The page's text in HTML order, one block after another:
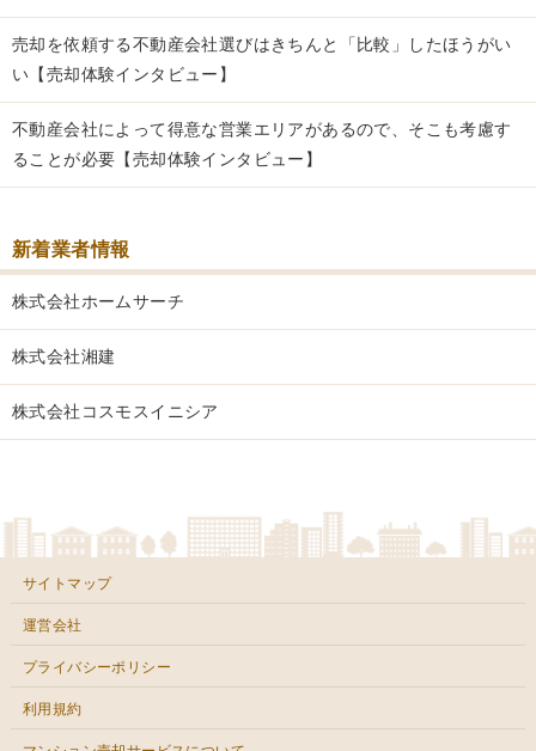
売却を依頼する不動産会社選びはきちんと「比較」したほうがい
い【売却体験インタビュー】
不動産会社によって得意な営業エリアがあるので、そこも考慮す
ることが必要【売却体験インタビュー】
新着業者情報
株式会社ホームサーチ
株式会社湘建
株式会社コスモスイニシア
サイトマップ
運営会社
プライバシーポリシー
利用規約